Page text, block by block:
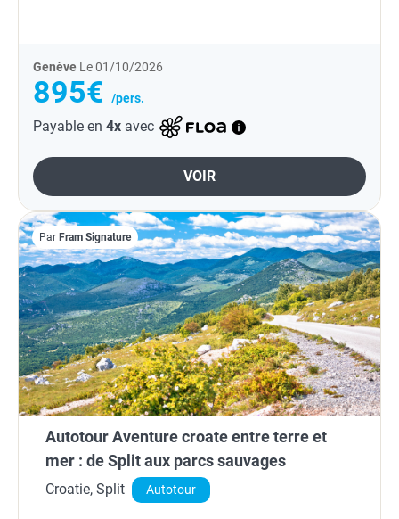
Genève Le 01/10/2026
895€ /pers.
Payable en 4x avec
VOIR
Par Fram Signature
Autotour Aventure croate entre terre et
mer : de Split aux parcs sauvages
Croatie, Split Autotour